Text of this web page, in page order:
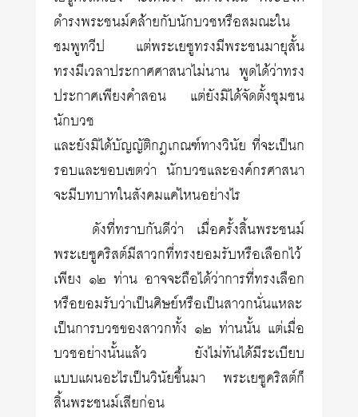
ดำรงพระชนม์คล้ายกับนักบวชหรือสมณะใน
ชมพูทวีป แต่พระเยซูทรงมีพระชนมายุสั้น
ทรงมีเวลาประกาศศาสนาไม่นาน พูดได้ว่าทรง
ประกาศเพียงคำสอน แต่ยังมิได้จัดตั้งชุมชน
นักบวช
และยังมิได้บัญญัติกฎเกณฑ์ทางวินัย ที่จะเป็นก
รอบและขอบเขตว่า นักบวชและองค์กรศาสนา
จะมีบทบาทในสังคมแค่ไหนอย่างไร
ดังที่ทราบกันดีว่า เมื่อครั้งสิ้นพระชนม์
พระเยซูคริสต์มีสาวกที่ทรงยอมรับหรือเลือกไว้
เพียง ๑๒ ท่าน อาจจะถือได้ว่าการที่ทรงเลือก
หรือยอมรับว่าเป็นศิษย์หรือเป็นสาวกนั่นแหละ
เป็นการบวชของสาวกทั้ง ๑๒ ท่านนั้น แต่เมื่อ
บวชอย่างนั้นแล้ว ยังไม่ทันได้มีระเบียบ
แบบแผนอะไรเป็นวินัยขึ้นมา พระเยซูคริสต์ก็
สิ้นพระชนม์เสียก่อน